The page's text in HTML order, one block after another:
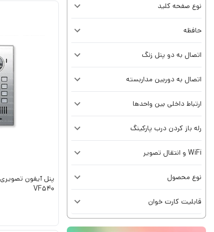
نوع صفحه کلید
حافظه
اتصال به دو پنل زنگ
اتصال به دوربین مداربسته
ارتباط داخلی بین واحدها
رله باز کردن درب پارکینگ
WiFi و انتقال تصویر
نوع محصول
قابلیت کارت خوان
VF540